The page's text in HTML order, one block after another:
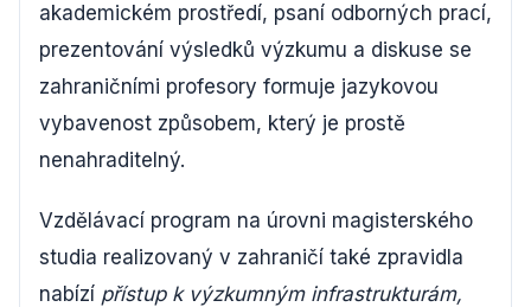
akademickém prostředí, psaní odborných prací,
prezentování výsledků výzkumu a diskuse se
zahraničními profesory formuje jazykovou
vybavenost způsobem, který je prostě
nenahraditelný.
Vzdělávací program na úrovni magisterského
studia realizovaný v zahraničí také zpravidla
nabízí přístup k výzkumným infrastrukturám,